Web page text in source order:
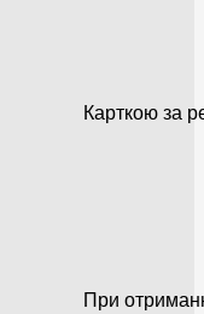
Карткою за
При